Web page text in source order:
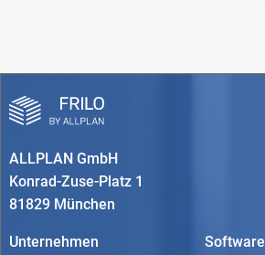
ALLPLAN GmbH
Konrad-Zuse-Platz 1
81829 München
Unternehmen Software